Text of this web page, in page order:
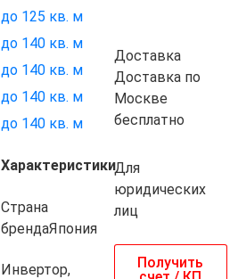
Доставка
Доставка по
Москве
бесплатно
Для
юридических
лиц
Получить
до 125 кв. м
до 140 кв. м
до 140 кв. м
до 140 кв. м
до 140 кв. м
Характеристики
Страна
брендаЯпония
Инвертор,